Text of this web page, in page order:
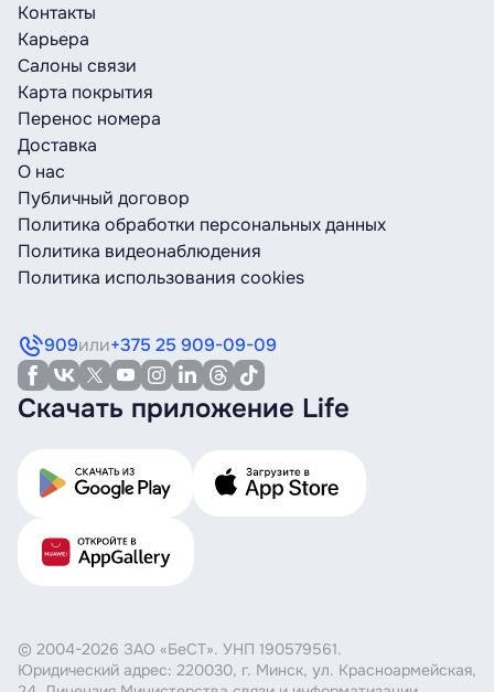
Контакты
Карьера
Салоны связи
Карта покрытия
Перенос номера
Доставка
О нас
Публичный договор
Политика обработки персональных данных
Политика видеонаблюдения
Политика использования cookies
909или+375 25 909-09-09
Скачать приложение Life
© 2004-2026 ЗАО «БеСТ». УНП 190579561.
Юридический адрес: 220030, г. Минск, ул. Красноармейская,